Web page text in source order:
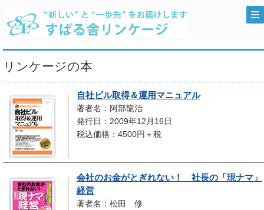
リンケージの本
自社ビル取得＆運用マニュアル
著者名：阿部龍治
発行日：2009年12月16日
税込価格：4500円＋税
会社のお金がとぎれない！ 社長の「現ナマ」
経営
著者名：松田 修